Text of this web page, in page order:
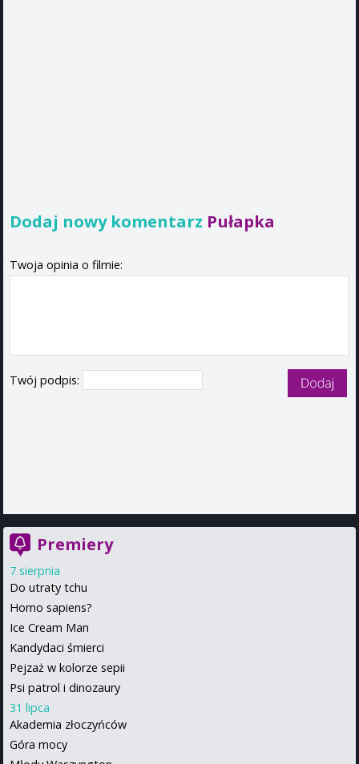
Dodaj nowy komentarz Pułapka
Twoja opinia o filmie:
Twój podpis:
Premiery
7 sierpnia
Do utraty tchu
Homo sapiens?
Ice Cream Man
Kandydaci śmierci
Pejzaż w kolorze sepii
Psi patrol i dinozaury
31 lipca
Akademia złoczyńców
Góra mocy